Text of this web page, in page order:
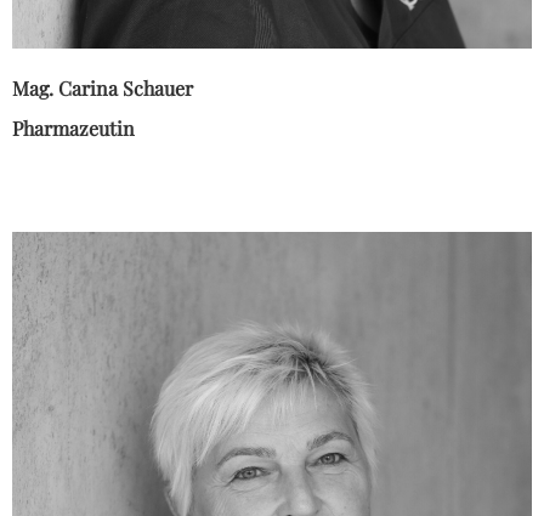
Mag. Carina Schauer
Pharmazeutin